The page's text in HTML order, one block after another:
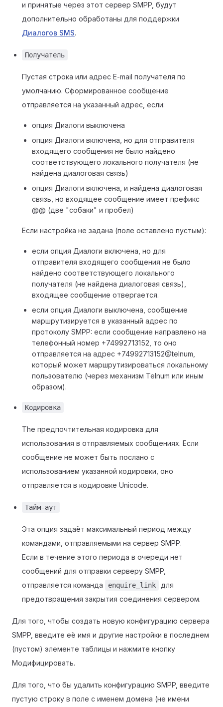
и принятые через этот сервер SMPP, будут
дополнительно обработаны для поддержки
Диалогов SMS.
Получатель
Пустая строка или адрес E-mail получателя по
умолчанию. Сформированное сообщение
отправляется на указанный адрес, если:
опция Диалоги выключена
опция Диалоги включена, но для отправителя
входящего сообщения не было найдено
соответствующего локального получателя (не
найдена диалоговая связь)
опция Диалоги включена, и найдена диалоговая
связь, но входящее сообщение имеет префикс
@@ (две "собаки" и пробел)
Если настройка не задана (поле оставлено пустым):
если опция Диалоги включена, но для
отправителя входящего сообщения не было
найдено соответствующего локального
получателя (не найдена диалоговая связь),
входящее сообщение отвергается.
если опция Диалоги выключена, сообщение
маршрутизируется в указанный адрес по
протоколу SMPP: если сообщение направлено на
телефонный номер +74992713152, то оно
отправляется на адрес +74992713152@telnum,
который может маршрутизироваться локальному
пользователю (через механизм Telnum или иным
образом).
Кодировка
The предпочтительная кодировка для
использования в отправляемых сообщениях. Если
сообщение не может быть послано с
использованием указанной кодировки, оно
отправляется в кодировке Unicode.
Тайм-аут
Эта опция задаёт максимальный период между
командами, отправляемыми на сервер SMPP.
Если в течение этого периода в очереди нет
сообщений для отправки серверу SMPP,
отправляется команда
enquire_link
для
предотвращения закрытия соединения сервером.
Для того, чтобы создать новую конфигурацию сервера
SMPP, введите её имя и другие настройки в последнем
(пустом) элементе таблицы и нажмите кнопку
Модифицировать.
Для того, что бы удалить конфигурацию SMPP, введите
пустую строку в поле с именем домена (не имени